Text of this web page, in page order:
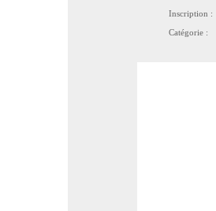
Inscription :
Catégorie :